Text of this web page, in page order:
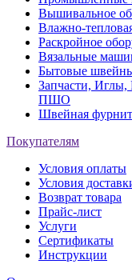
Вышивальное
Влажно-
Раскройное
Вязальные
Бытовые
Запчасти, Иглы,
ПШО
Швейная
Покупателям
Условия оплаты
Условия
Возврат товара
Прайс-лист
Услуги
Сертификаты
Инструкции